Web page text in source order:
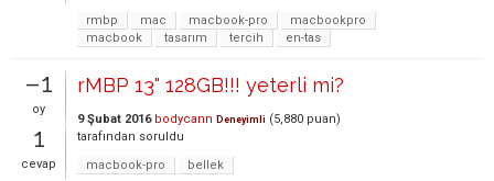
rmbp
mac macbook-pro
macbookpro
macbook
tasarım tercih en-tas
–1
oy
1
cevap
rMBP 13" 128GB!!! yeterli mi?
9 Şubat 2016 bodycann Deneyimli (5,880 puan)
tarafından soruldu
macbook-pro
bellek